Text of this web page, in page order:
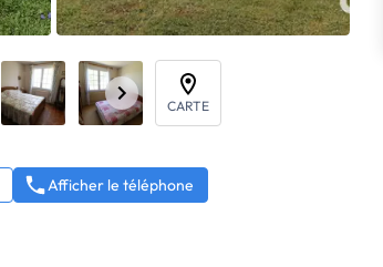
CARTE
Afficher le téléphone